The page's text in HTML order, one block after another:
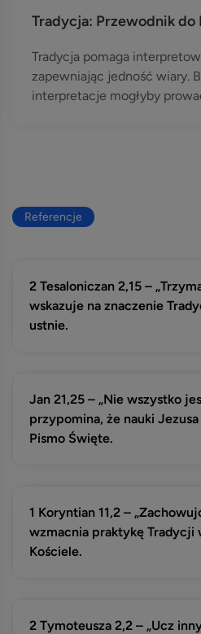
Tradycja: Przewodnik
Tradycja pomaga
zapewniając jedność wiary.
interpretacje mogłyby
Referencje
2 Tesaloniczan 2,15 –
wskazuje na znaczenie
ustnie.
Jan 21,25 – „Nie wszystko
przypomina, że nauki
Pismo Święte.
1 Koryntian 11,2 –
wzmacnia praktykę Tradycji
Kościele.
2 Tymoteusza 2,2 – „Ucz